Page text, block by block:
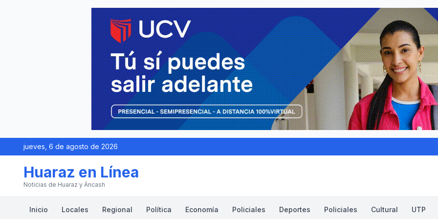
jueves, 6 de agosto de 2026
Huaraz en Línea
Noticias de Huaraz y Áncash
Inicio Locales Regional Política Economía Policiales Deportes Policiales Cultural UTP